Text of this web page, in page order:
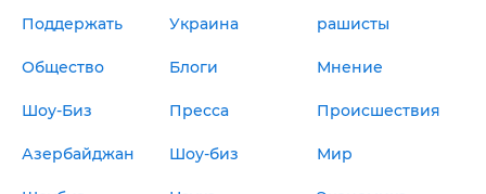
Поддержать Украина рашисты
Общество Блоги Мнение
Шоу-Биз Пресса Происшествия
Азербайджан Шоу-биз Мир